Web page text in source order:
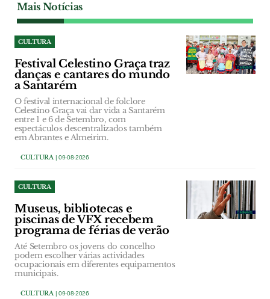
Mais Notícias
CULTURA
Festival Celestino Graça traz
danças e cantares do mundo
a Santarém
O festival internacional de folclore
Celestino Graça vai dar vida a Santarém
entre 1 e 6 de Setembro, com
espectáculos descentralizados também
em Abrantes e Almeirim.
CULTURA | 09-08-2026
CULTURA
Museus, bibliotecas e
piscinas de VFX recebem
programa de férias de verão
Até Setembro os jovens do concelho
podem escolher várias actividades
ocupacionais em diferentes equipamentos
municipais.
CULTURA | 09-08-2026